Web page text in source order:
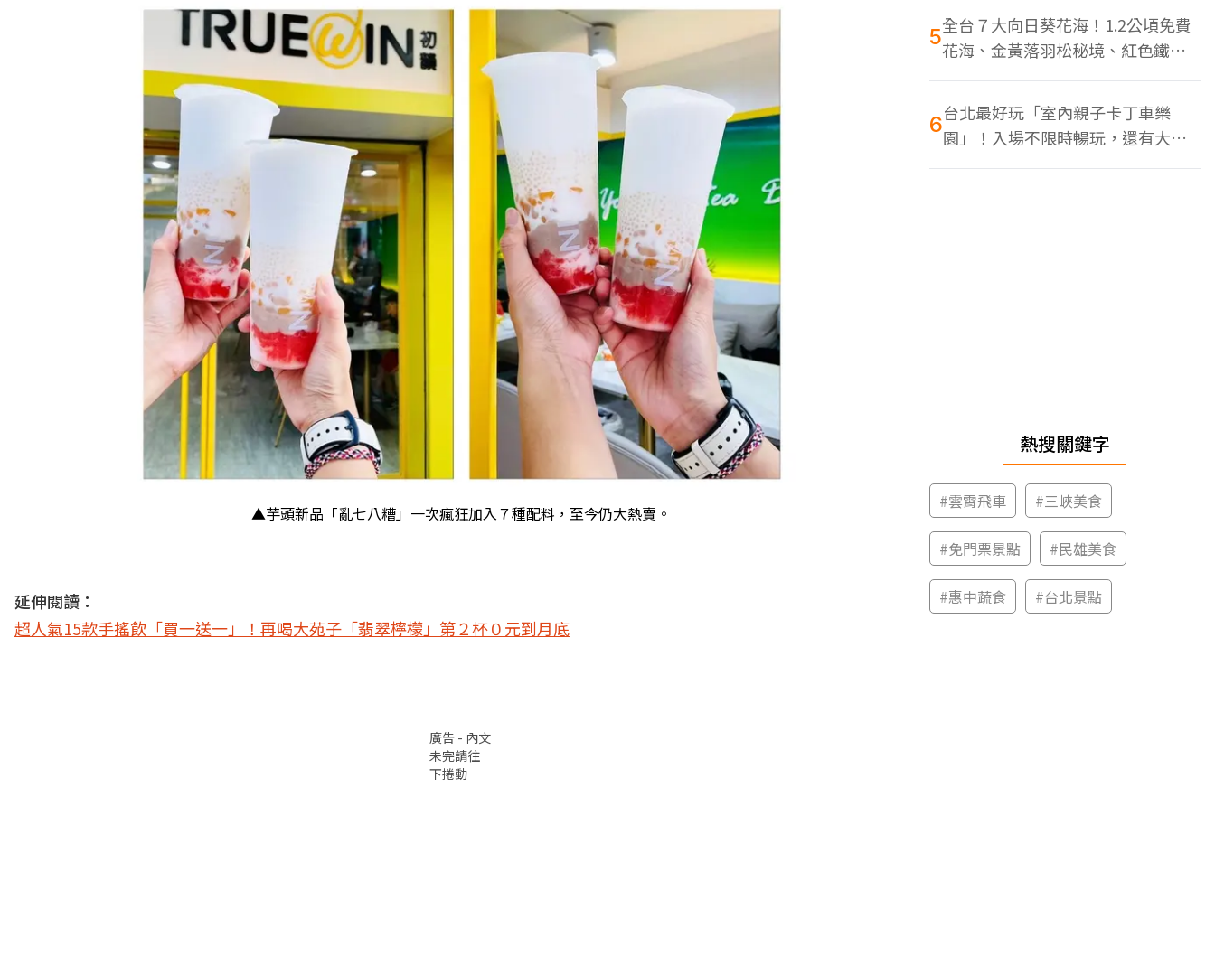
▲芋頭新品「亂七八糟」一次瘋狂加入７種配料，至今仍大熱賣。
延伸閱讀：
超人氣15款手搖飲「買一送一」！再喝大苑子「翡翠檸檬」第２杯０元到月底
廣告 - 內文
未完請往
下捲動
5全台７大向日葵花海！1.2公頃免費
花海、金黃落羽松秘境、紅色鐵橋
同框
6台北最好玩「室內親子卡丁車樂
園」！入場不限時暢玩，還有大螢
幕Switch遊戲區
熱搜關鍵字
#雲霄飛車 #三峽美食
#免門票景點 #民雄美食
#惠中蔬食 #台北景點